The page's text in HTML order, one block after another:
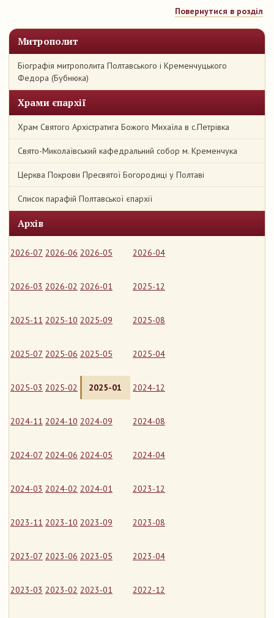
Митрополит
Біографія митрополита Полтавського і Кременчуцького
Федора (Бубнюка)
Храми єпархії
Храм Святого Архістратига Божого Михаїла в с.Петрівка
Свято-Миколаївський кафедральний собор м. Кременчука
Церква Покрови Пресвятої Богородиці у Полтаві
Список парафій Полтавської єпархії
Архів
2026-07 2026-06 2026-05 2026-04
2026-03 2026-02 2026-01 2025-12
2025-11 2025-10 2025-09 2025-08
2025-07 2025-06 2025-05 2025-04
2025-03 2025-02 2025-01 2024-12
2024-11 2024-10 2024-09 2024-08
2024-07 2024-06 2024-05 2024-04
2024-03 2024-02 2024-01 2023-12
2023-11 2023-10 2023-09 2023-08
2023-07 2023-06 2023-05 2023-04
2023-03 2023-02 2023-01 2022-12
Повернутися в розділ